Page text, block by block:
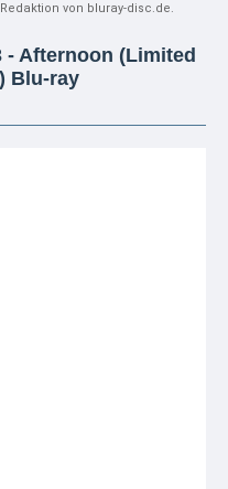
von bluray-disc.de.
- Afternoon (Limited
Blu-ray